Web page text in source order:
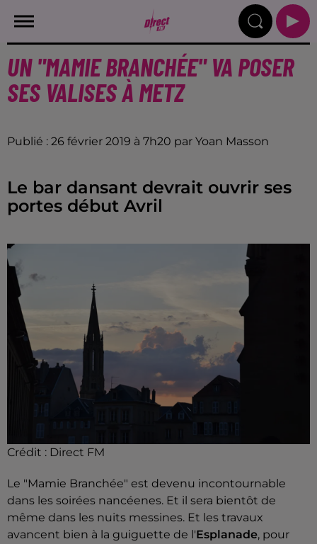
UN "MAMIE BRANCHÉE" VA POSER
SES VALISES À METZ
Publié : 26 février 2019 à 7h20 par Yoan Masson
Le bar dansant devrait ouvrir ses
portes début Avril
Crédit : Direct FM
Le "Mamie Branchée" est devenu incontournable
dans les soirées nancéenes. Et il sera bientôt de
même dans les nuits messines. Et les travaux
avancent bien à la guiguette de l'Esplanade, pour